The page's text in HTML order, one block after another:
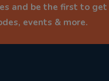
and be the first to get
events & more.